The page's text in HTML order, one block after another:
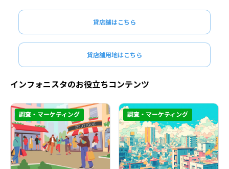
貸店舗はこちら
貸店舗用地はこちら
インフォニスタのお役立ちコンテンツ
調査・マーケティング 調査・マーケティング